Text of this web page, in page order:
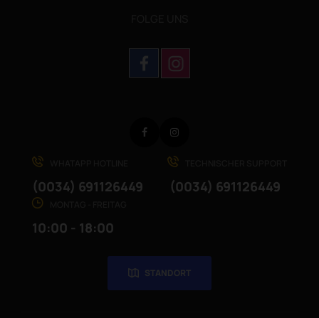
(0034) 691126449 (0034) 691126449
10:00 - 18:00
STANDORT
Facebook